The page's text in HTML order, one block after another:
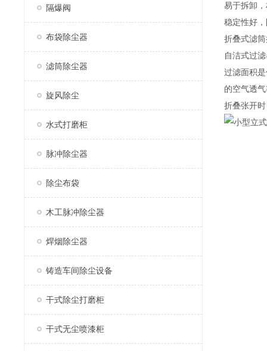
隔爆阀
布袋除尘器
滤筒除尘器
旋风除尘
水式打磨柜
脉冲除尘器
除尘布袋
木工脉冲除尘器
焊烟除尘器
铸造车间除尘设备
干式除尘打磨柜
干式无尘喷漆柜
易于拆卸
稳定性好
折叠式滤
自洁式过
过滤面积
的空气透
折叠张开